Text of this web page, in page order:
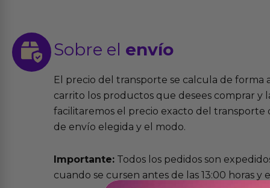
Sobre el envío
El precio del transporte se calcula de forma
carrito los productos que desees comprar y
facilitaremos el precio exacto del transporte
de envío elegida y el modo.
Importante: Todos los pedidos son
cuando se cursen antes de las 13:00 horas y